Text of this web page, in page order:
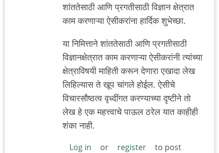
शांततेसाठी आणि प्रगतीसाठी विज्ञानक्षेत्रात
काम करणाऱ्या ऐसीकरांना हार्दिक शुभेच्छा.
या निमित्तानेशांततेसाठी आणि प्रगतीसाठी
विज्ञानक्षेत्रात काम करणाऱ्या ऐसीकरांनी त्यांच्या
क्षेत्राविषयी माहिती करून देणारा एखादा लेख
लिहिल्यास ते खूप चांगले होईल. ऐसीचे
विचारसौष्ठत्व वृध्दींगत करण्याच्या दृष्टीने तो
लेख हे एक महत्त्वाचे पाऊल ठरेल यात काहीही
शंका नाही.
Log in or register
to post